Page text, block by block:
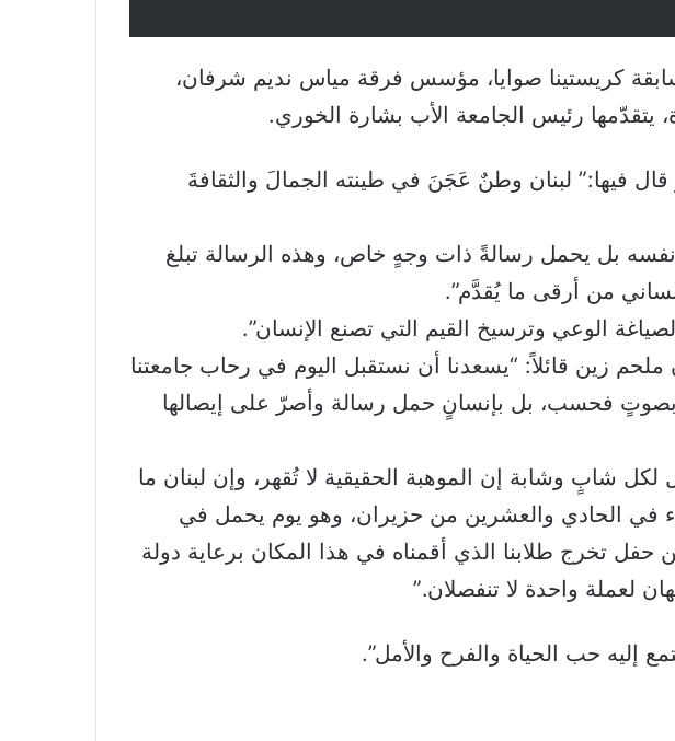
كريستينا صوايا، مؤسس فرقة مياس نديم شرفان،
يتقدّمها رئيس الجامعة الأب بشارة الخوري.
فيها:” لبنان وطنٌ عَجَنَ في طينته الجمالَ والثقافةَ
بل يحمل رسالةً ذات وجهٍ خاص، وهذه الرسالة تبلغ
من أرقى ما يُقدَّم”.
الوعي وترسيخ القيم التي تصنع الإنسان”.
زين قائلاً: “يسعدنا أن نستقبل اليوم في رحاب جامعتنا
بصوتٍ فحسب، بل بإنسانٍ حمل رسالة وأصرّ على إيصالها
لكل شابٍ وشابة إن الموهبة الحقيقية لا تُقهر، وإن لبنان ما
في الحادي والعشرين من حزيران، وهو يوم يحمل في
تخرج طلابنا الذي أقمناه في هذا المكان برعاية دولة
لعملة واحدة لا تنفصلان.”
إليه حب الحياة والفرح والأمل”.